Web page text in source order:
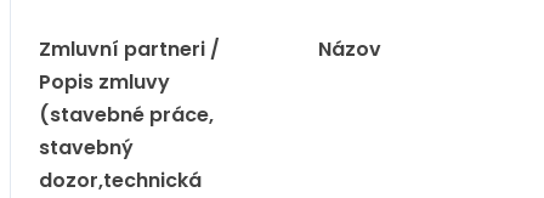
Zmluvní partneri /
Popis zmluvy
(stavebné práce,
stavebný
dozor,technická
Názov